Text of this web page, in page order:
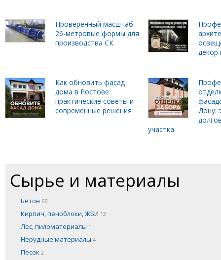
Проверенный масштаб:
26-метровые формы для
производства СК
декор
Как обновить фасад
дома в Ростове:
практические советы и
современные решения
Дону:
участка
Сырье и материалы
Бетон 66
Кирпич, пеноблоки, ЖБИ 12
Лес, пиломатериалы 1
Нерудные материалы 4
Песок 2